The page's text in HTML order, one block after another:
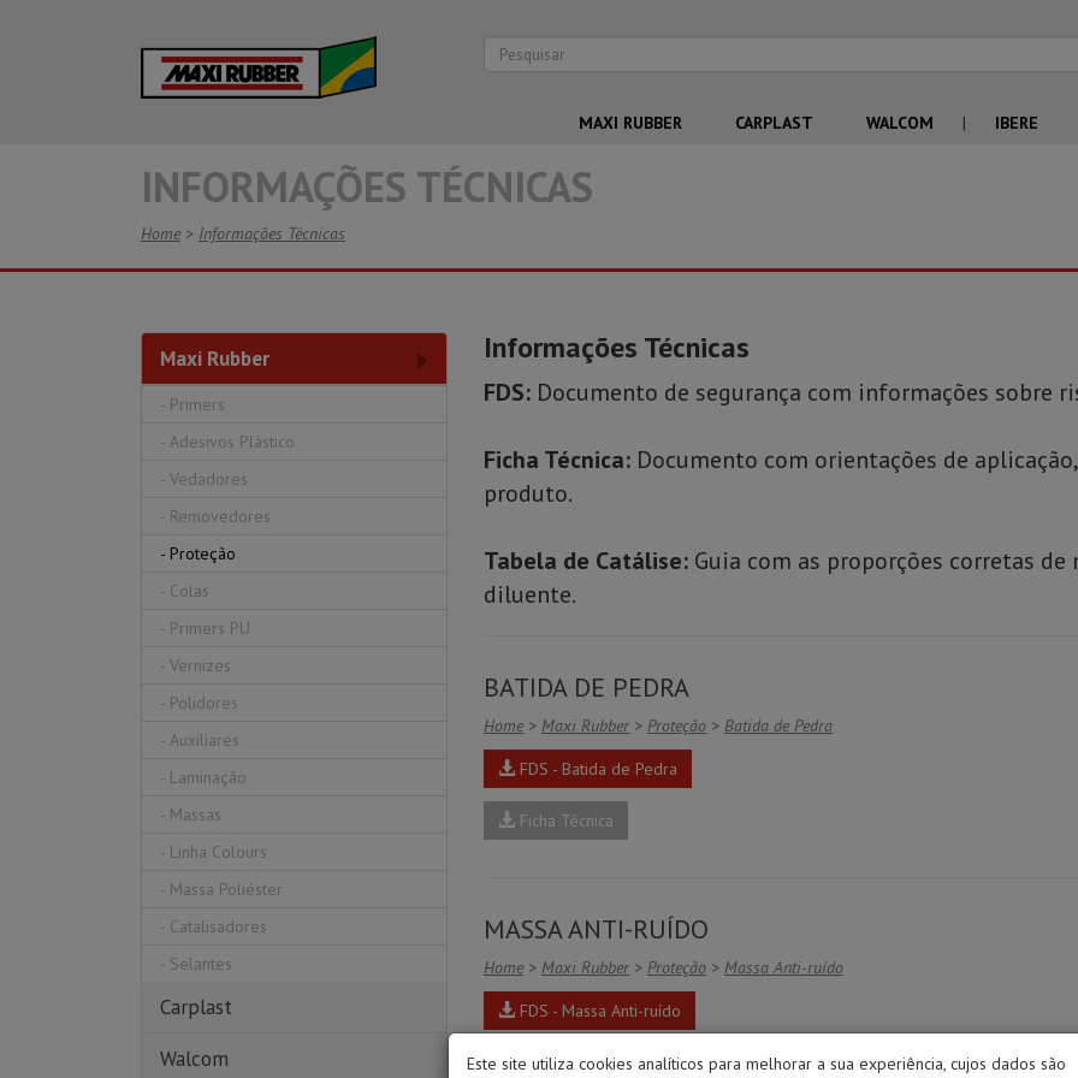
MAXI RUBBER CARPLAST WALCOM | IBERE
INFORMAÇÕES TÉCNICAS
Home > Informações Técnicas
Maxi Rubber
- Primers
- Adesivos Plástico
- Vedadores
- Removedores
- Proteção
- Colas
- Primers PU
- Vernizes
- Polidores
- Auxiliares
- Laminação
- Massas
- Linha Colours
- Massa Poliéster
- Catalisadores
- Selantes
Carplast
Walcom
Informações Técnicas
FDS: Documento de segurança com informações sobre
Ficha Técnica: Documento com orientações de
produto.
Tabela de Catálise: Guia com as proporções corretas
diluente.
BATIDA DE PEDRA
Home > Maxi Rubber > Proteção > Batida de Pedra
FDS - Batida de Pedra
Ficha Técnica
MASSA ANTI-RUÍDO
Home > Maxi Rubber > Proteção > Massa Anti-ruído
FDS - Massa Anti-ruído
Ficha Técnica
Este site utiliza cookies analíticos para melhorar a sua experiência, cujos dados são